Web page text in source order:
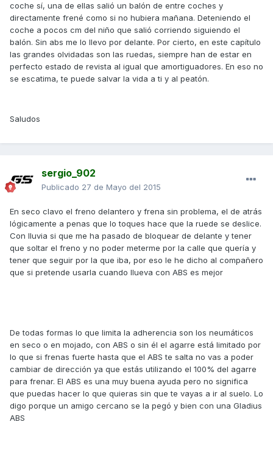
coche sí, una de ellas salió un balón de entre coches y
directamente frené como si no hubiera mañana. Deteniendo el
coche a pocos cm del niño que salió corriendo siguiendo el
balón. Sin abs me lo llevo por delante. Por cierto, en este capítulo
las grandes olvidadas son las ruedas, siempre han de estar en
perfecto estado de revista al igual que amortiguadores. En eso no
se escatima, te puede salvar la vida a ti y al peatón.
Saludos
sergio_902
Publicado 27 de Mayo del 2015
En seco clavo el freno delantero y frena sin problema, el de atrás
lógicamente a penas que lo toques hace que la ruede se deslice.
Con lluvia si que me ha pasado de bloquear de delante y tener
que soltar el freno y no poder meterme por la calle que quería y
tener que seguir por la que iba, por eso le he dicho al compañero
que si pretende usarla cuando llueva con ABS es mejor
De todas formas lo que limita la adherencia son los neumáticos
en seco o en mojado, con ABS o sin él el agarre está limitado por
lo que si frenas fuerte hasta que el ABS te salta no vas a poder
cambiar de dirección ya que estás utilizando el 100% del agarre
para frenar. El ABS es una muy buena ayuda pero no significa
que puedas hacer lo que quieras sin que te vayas a ir al suelo. Lo
digo porque un amigo cercano se la pegó y bien con una Gladius
ABS